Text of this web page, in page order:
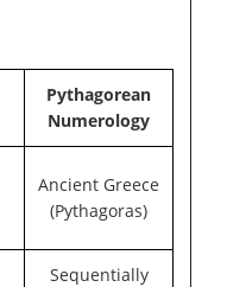
Pythagorean
Numerology
Ancient Greece
(Pythagoras)
Sequentially